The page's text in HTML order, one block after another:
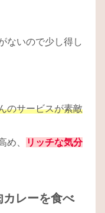
ないので少し得し
のサービスが素敵
め、
リッチな気分
レーを食べ